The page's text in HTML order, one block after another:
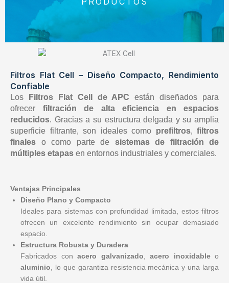
Filtros Flat Cell – Diseño Compacto, Rendimiento
Confiable
Los Filtros Flat Cell de APC están diseñados para
ofrecer filtración de alta eficiencia en espacios
reducidos. Gracias a su estructura delgada y su amplia
superficie filtrante, son ideales como prefiltros, filtros
finales o como parte de sistemas de filtración de
múltiples etapas en entornos industriales y comerciales.
Ventajas Principales
Diseño Plano y Compacto
Ideales para sistemas con profundidad limitada, estos filtros
ofrecen un excelente rendimiento sin ocupar demasiado
espacio.
Estructura Robusta y Duradera
Fabricados con acero galvanizado acero inoxidableo
aluminio , lo que garantiza resistencia mecánica y una larga
vida útil.